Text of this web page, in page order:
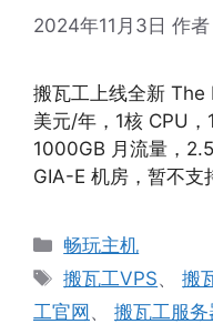
2024年11月3日 作者
搬瓦工上线全新
美元/年，1核 CPU，
1000GB 月流量，
GIA-E 机房，暂不支
分
类
畅玩主机
标
签
搬瓦工VPS、搬
工官网、 搬瓦工服务